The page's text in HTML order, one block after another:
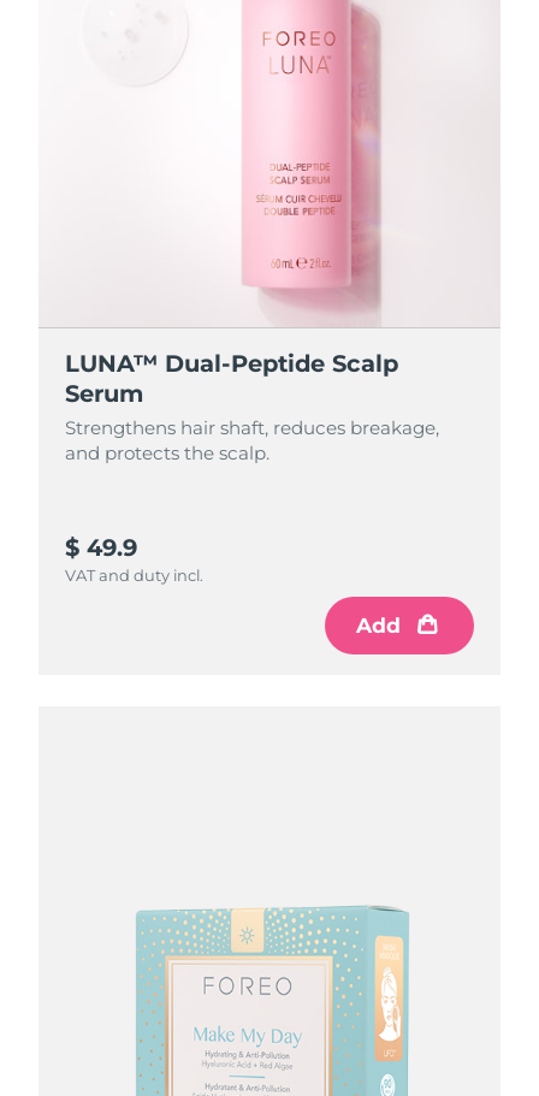
LUNA™ Dual-Peptide Scalp
Serum
Strengthens hair shaft, reduces breakage,
and protects the scalp.
$ 49.9
VAT and duty incl.
Add